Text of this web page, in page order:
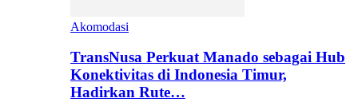
Akomodasi
TransNusa Perkuat Manado sebagai Hub
Konektivitas di Indonesia Timur,
Hadirkan Rute…